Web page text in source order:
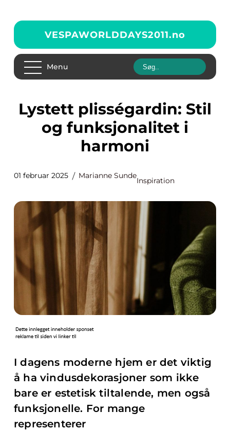
VESPAWORLDDAYS2011.no
Menu
Lystett plisségardin: Stil
og funksjonalitet i
harmoni
01 februar 2025 Marianne Sunde
Inspiration
I dagens moderne hjem er det viktig
å ha vindusdekorasjoner som ikke
bare er estetisk tiltalende, men også
funksjonelle. For mange
representerer